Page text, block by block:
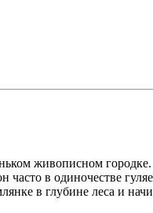
живописном
в одиночестве
в глубине леса и